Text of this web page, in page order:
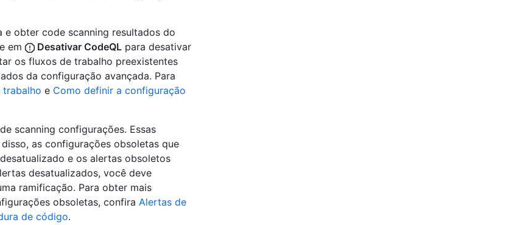
e obter code scanning resultados do
em
Desativar CodeQL para desativar
os fluxos de trabalho preexistentes
da configuração avançada. Para
trabalho e Como definir a configuração
scanning configurações. Essas
as configurações obsoletas que
e os alertas obsoletos
desatualizados, você deve
ramificação. Para obter mais
obsoletas, confira Alertas de
de código.